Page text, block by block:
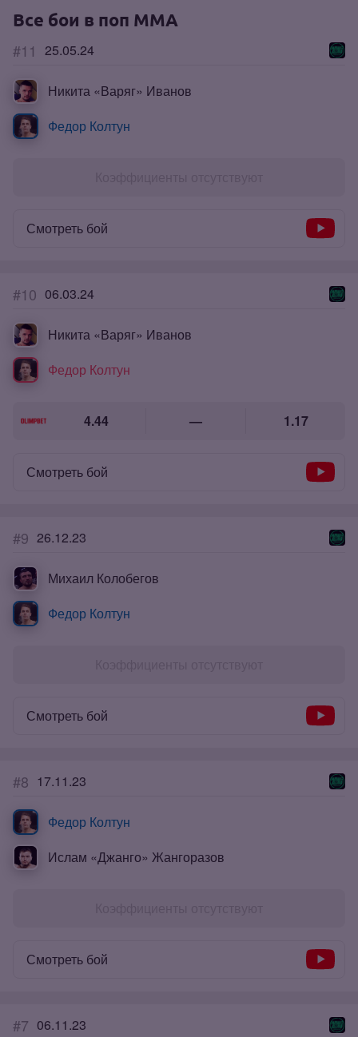
Все бои в поп ММА
#11
25.05.24
Никита «Варяг» Иванов
Федор Колтун
Смотреть бой
#10 06.03.24
Никита «Варяг» Иванов
Федор Колтун
4.44 — 1.17
Смотреть бой
#9 26.12.23
Михаил Колобегов
Федор Колтун
Смотреть бой
#8 17.11.23
Федор Колтун
Ислам «Джанго» Жангоразов
Смотреть бой
#7 06.11.23